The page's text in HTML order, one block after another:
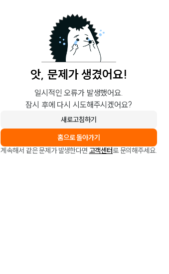
앗, 문제가 생겼어요!
일시적인 오류가 발생했어요.
잠시 후에 다시 시도해주시겠어요?
새로고침하기
홈으로 돌아가기
계속해서 같은 문제가 발생한다면 고객센터로 문의해주세요.